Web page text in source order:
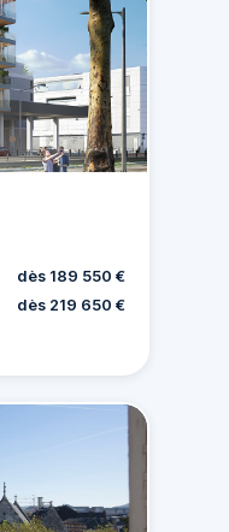
dès 189 550 €
dès 219 650 €